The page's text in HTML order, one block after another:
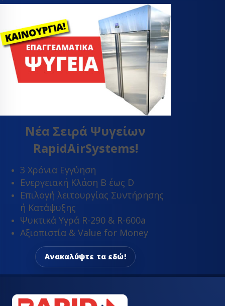
Νέα Σειρά Ψυγείων
RapidAirSystems!
3 Χρόνια Εγγύηση
Ενεργειακή Κλάση Β έως D
Επιλογή λειτουργίας Συντήρησης
ή Κατάψυξης
Ψυκτικά Υγρά R-290 & R-600a
Αξιοπιστία & Value for Money
Ανακαλύψτε τα εδώ!